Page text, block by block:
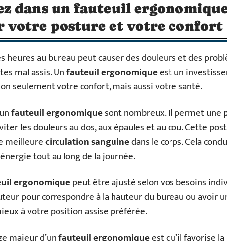
dans un fauteuil
votre posture et votre confort
heures au bureau peut causer des douleurs et des
mal assis. Unfauteuil ergonomiqueest un
seulement votre confort, mais aussi votre santé.
fauteuil ergonomiquesont nombreux. Il permet une
les douleurs au dos, aux épaules et au cou. Cette
meilleurecirculation sanguinedans le corps. Cela
tout au long de la journée.
ergonomiquepeut être ajusté selon vos besoins
pour correspondre à la hauteur du bureau ou avoir
à votre position assise préférée.
majeur d’unfauteuil ergonomiqueest qu’il favorise la